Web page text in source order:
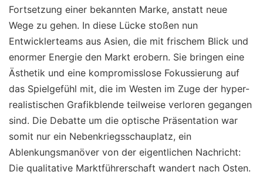
Fortsetzung einer bekannten Marke, anstatt neue
Wege zu gehen. In diese Lücke stoßen nun
Entwicklerteams aus Asien, die mit frischem Blick und
enormer Energie den Markt erobern. Sie bringen eine
Ästhetik und eine kompromisslose Fokussierung auf
das Spielgefühl mit, die im Westen im Zuge der hyper-
realistischen Grafikblende teilweise verloren gegangen
sind. Die Debatte um die optische Präsentation war
somit nur ein Nebenkriegsschauplatz, ein
Ablenkungsmanöver von der eigentlichen Nachricht:
Die qualitative Marktführerschaft wandert nach Osten.